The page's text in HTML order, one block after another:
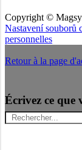
Copyright ©
Nastavení souborů
personnelles
Retour à la page
Écrivez ce que